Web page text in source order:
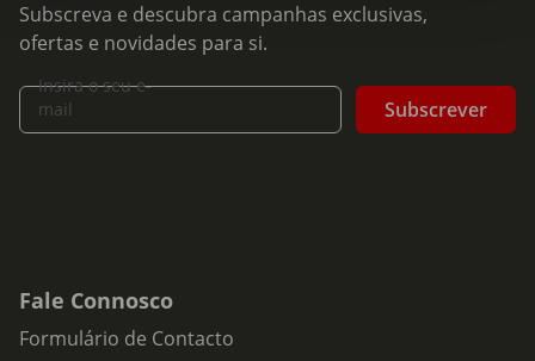
Subscreva e descubra campanhas exclusivas,
ofertas e novidades para si.
Insira o seu e-
mail
Subscrever
Fale Connosco
Formulário de Contacto